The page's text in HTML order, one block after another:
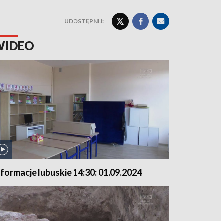
UDOSTĘPNIJ:
lubuskie 14:30: 01.09.2024